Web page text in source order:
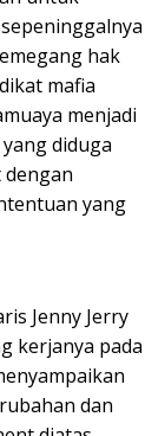
hak
mafia
menjadi
diduga
yang
Jenny Jerry
kerjanya pada
dan